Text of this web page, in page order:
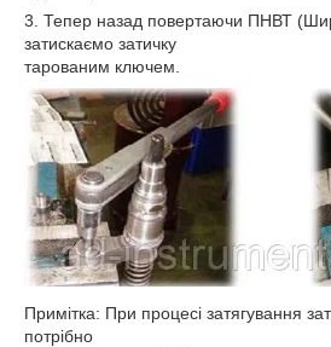
3. Тепер назад повертаючи ПНВТ
затискаємо затичку
тарованим ключем.
Примітка: При процесі затягування
потрібно